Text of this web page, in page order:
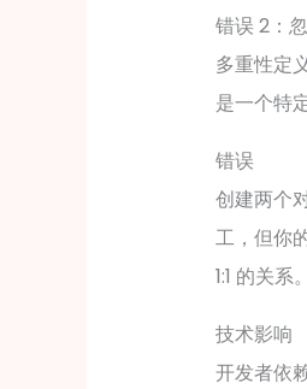
错误 2：
多重性定
是一个特
错误
创建两个
工 ，但你
1:1 的关系。
技术影响
开发者依